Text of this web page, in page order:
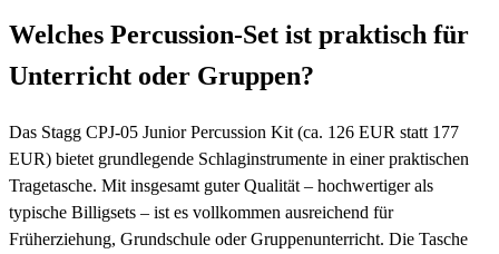
Welches Percussion-Set ist praktisch für
Unterricht oder Gruppen?
Das Stagg CPJ-05 Junior Percussion Kit (ca. 126 EUR statt 177
EUR) bietet grundlegende Schlaginstrumente in einer praktischen
Tragetasche. Mit insgesamt guter Qualität – hochwertiger als
typische Billigsets – ist es vollkommen ausreichend für
Früherziehung, Grundschule oder Gruppenunterricht. Die Tasche